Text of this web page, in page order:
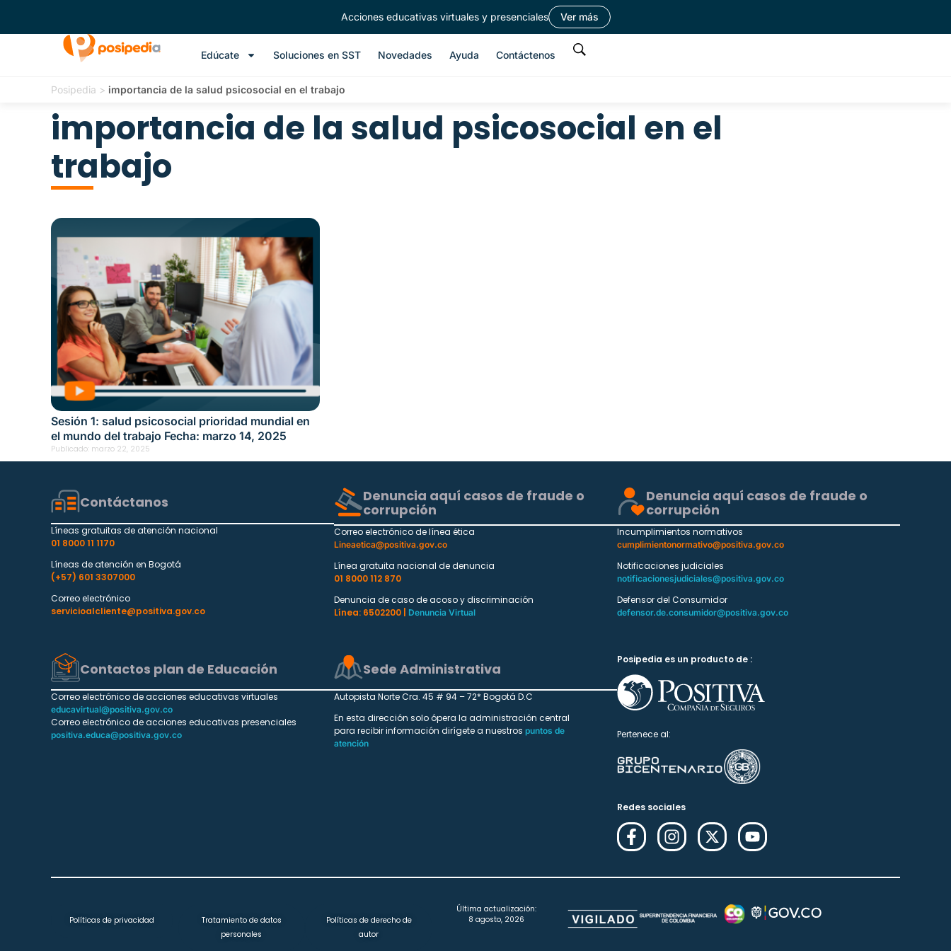
Acciones educativas virtuales y presenciales Ver más
Edúcate Soluciones en SST Novedades Ayuda Contáctenos
Posipedia > importancia de la salud psicosocial en el trabajo
importancia de la salud psicosocial en el
trabajo
Sesión 1: salud psicosocial prioridad mundial en
el mundo del trabajo Fecha: marzo 14, 2025
Publicado: marzo 22, 2025
Contáctanos
Líneas gratuitas de atención nacional
01 8000 11 1170
Líneas de atención en Bogotá
(+57) 601 3307000
Correo electrónico
servicioalcliente@positiva.gov.co
Denuncia aquí casos de fraude o
corrupción
Correo electrónico de línea ética
Lineaetica@positiva.gov.co
Línea gratuita nacional de denuncia
01 8000 112 870
Denuncia de caso de acoso y discriminación
Línea: 6502200 |
Denuncia Virtual
Denuncia aquí casos de fraude o
corrupción
Incumplimientos normativos
cumplimientonormativo@positiva.gov.co
Notificaciones judiciales
notificacionesjudiciales@positiva.gov.co
Defensor del Consumidor
defensor.de.consumidor@positiva.gov.co
Contactos plan de Educación
Correo electrónico de acciones educativas virtuales
educavirtual@positiva.gov.co
Correo electrónico de acciones educativas presenciales
positiva.educa@positiva.gov.co
Sede Administrativa
Autopista Norte Cra. 45 # 94 – 72* Bogotá D.C
En esta dirección solo ópera la administración central
para recibir información dirígete a nuestros puntos de
atención
Posipedia es un producto de :
Pertenece al:
Redes sociales
Políticas de privacidad
Tratamiento de datos
personales
Políticas de derecho de
autor
Última actualización:
8 agosto, 2026